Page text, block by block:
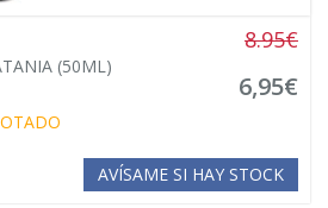
(50ML)
8.95€
6,95€
AVÍSAME SI HAY STOCK